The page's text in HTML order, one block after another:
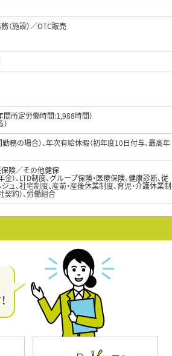
（施設）／OTC販売
所定労働時間:1,988時間）
の場合）、年次有給休暇（初年度10日付与、最高年
険／その他健保
、LTD制度、グループ保険・医療保険、健康診断、従
、社宅制度、産前・産後休業制度、育児・介護休業制
約）、労働組合